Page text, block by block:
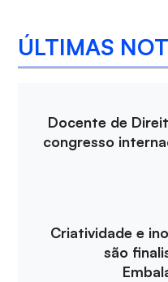
ÚLTIMAS
Docente de
congresso
Criatividade e
são